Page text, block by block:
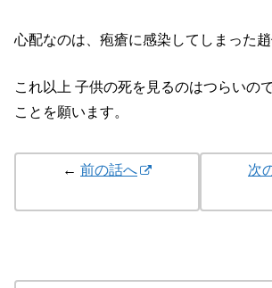
心配なのは、疱瘡に感染してしまった趙
これ以上 子供の死を見るのはつらいの
ことを願います。
← 前の話へ 次